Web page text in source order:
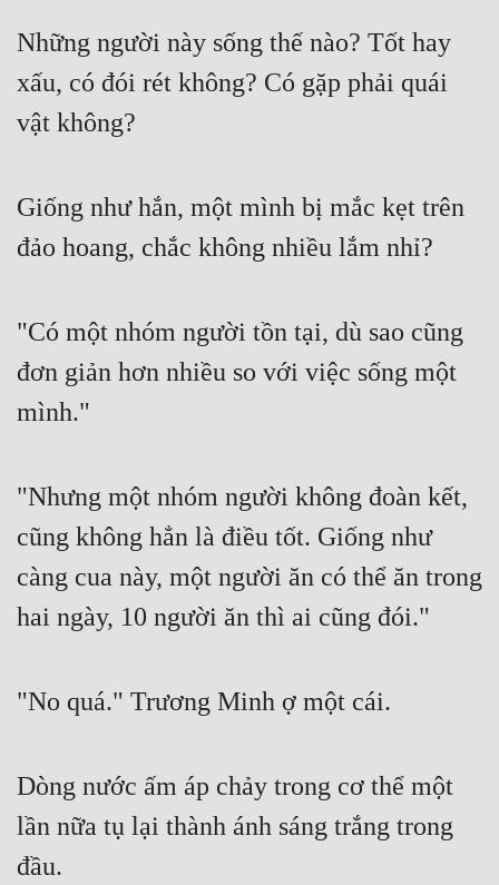
Những người này sống thế nào? Tốt hay
xấu, có đói rét không? Có gặp phải quái
vật không?
Giống như hắn, một mình bị mắc kẹt trên
đảo hoang, chắc không nhiều lắm nhỉ?
"Có một nhóm người tồn tại, dù sao cũng
đơn giản hơn nhiều so với việc sống một
mình."
"Nhưng một nhóm người không đoàn kết,
cũng không hẳn là điều tốt. Giống như
càng cua này, một người ăn có thể ăn trong
hai ngày, 10 người ăn thì ai cũng đói."
"No quá." Trương Minh ợ một cái.
Dòng nước ấm áp chảy trong cơ thể một
lần nữa tụ lại thành ánh sáng trắng trong
đầu.